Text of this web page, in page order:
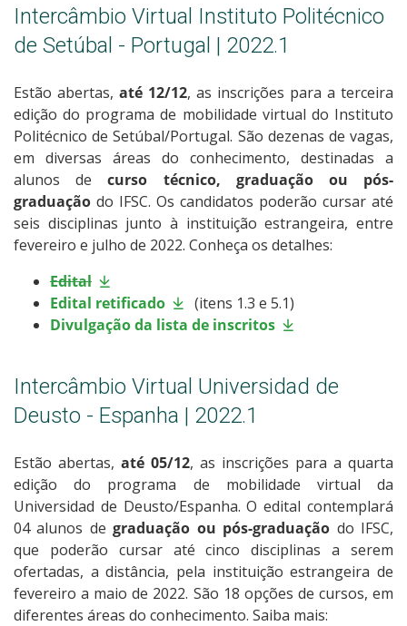
Intercâmbio Virtual Instituto Politécnico
de Setúbal - Portugal | 2022.1
Estão abertas, até 12/12, as inscrições para a terceira
edição do programa de mobilidade virtual do Instituto
Politécnico de Setúbal/Portugal. São dezenas de vagas,
em diversas áreas do conhecimento, destinadas a
alunos decurso técnico, graduação ou pós-
graduação do IFSC. Os candidatos poderão cursar até
seis disciplinas junto à instituição estrangeira, entre
fevereiro e julho de 2022. Conheça os detalhes:
Edital
Edital retificado
(itens 1.3 e 5.1)
Divulgação da lista de inscritos
Intercâmbio Virtual Universidad de
Deusto - Espanha | 2022.1
Estão abertas, até 05/12, as inscrições para a quarta
edição do programa de mobilidade virtual da
Universidad de Deusto/Espanha. O edital contemplará
04 alunos degraduação ou pós-graduação do IFSC,
que poderão cursar até cinco disciplinas a serem
ofertadas, a distância, pela instituição estrangeira de
fevereiro a maio de 2022. São 18 opções de cursos, em
diferentes áreas do conhecimento. Saiba mais: